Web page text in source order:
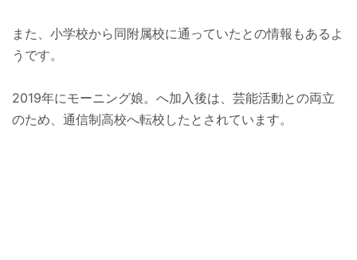
また、小学校から同附属校に通っていたとの情報もあるよ
うです。
2019年にモーニング娘。へ加入後は、芸能活動との両立
のため、通信制高校へ転校したとされています。